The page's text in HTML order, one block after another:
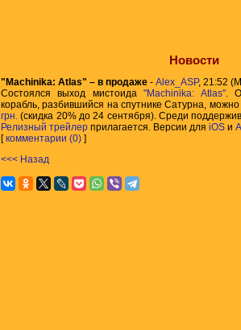
Новости
"Machinika: Atlas" – в продаже - Alex_ASP, 21:52
Состоялся выход мистоида"Machinika: Atlas".
корабль, разбившийся на спутнике Сатурна,
грн. (скидка 20% до 24 сентября). Среди
Релизный трейлер прилагается. Версии для iOS и
[комментарии (0) ]
<<< Назад